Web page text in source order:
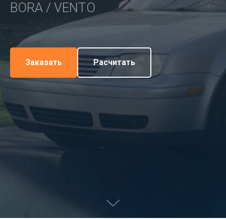
BORA / VENTO
Заказать Расчитать